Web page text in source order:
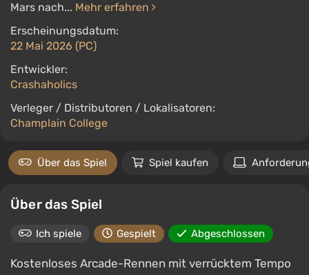
Mars nach... Mehr erfahren
Erscheinungsdatum:
22 Mai 2026 (PC)
Entwickler:
Crashaholics
Verleger / Distributoren / Lokalisatoren:
Champlain College
Über das Spiel Spiel kaufen
Über das Spiel
Ich spiele Gespielt Abgeschlossen
Kostenloses Arcade-Rennen mit verrücktem Tempo